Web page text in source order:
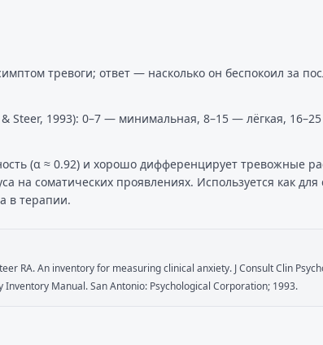
тревоги; ответ — насколько он беспокоил за
Steer, 1993): 0–7 — минимальная, 8–15 — лёгкая,
(α ≈ 0.92) и хорошо дифференцирует тревожные
на соматических проявлениях. Используется как для
в терапии.
RA. An inventory for measuring clinical anxiety. J Consult Clin
Inventory Manual. San Antonio: Psychological Corporation; 1993.